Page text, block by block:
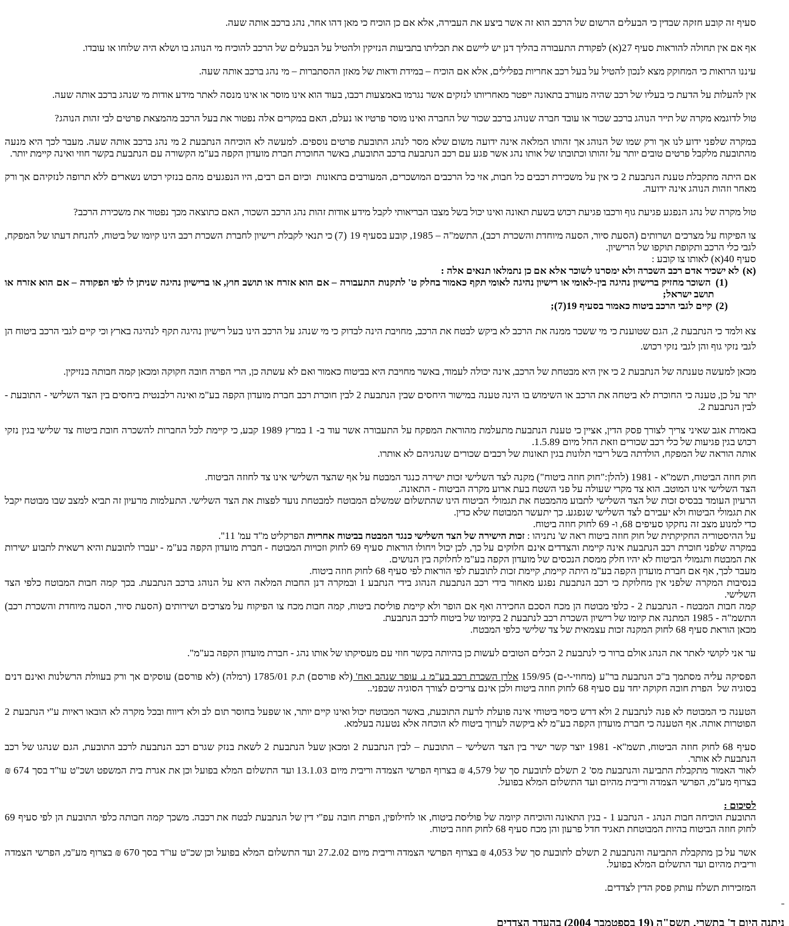
סעיף זה קובע חזקה שבדין כי הבעלים הרשום של הרכב הוא זה אשר ביצע את העבירה, אלא אם כן הוכיח כי מאן דהו אחר, נהג ברכב אותה שעה.
אף אם אין תחולה להוראות סעיף 27(א) לפקודת התעבורה בהליך דנן יש ליישם את תכליתו בתביעות הנזיקין ולהטיל על הבעלים של הרכב להוכיח מי הנוהג בו ושלא היה שלוחו או עובדו.
עיננו הרואות כי המחוקק מצא לנכון להטיל על בעל רכב אחריות בפלילים, אלא אם הוכיח – במידת ודאות של מאזן ההסתברות – מי נהג ברכב אותה שעה.
אין להעלות על הדעת כי בעליו של רכב שהיה מעורב בתאונה ייפטר מאחריותו לנזקים אשר נגרמו באמצעות רכבו, בעוד הוא אינו מוסר או אינו מנסה לאתר מידע אודות מי שנהג ברכב אותה שעה.
טול לדוגמא מקרה של תייר הנוהג ברכב שכור או עובד חברה שנוהג ברכב שכור של החברה ואינו מוסר פרטיו או נעלם, האם במקרים אלה נפטור את בעל הרכב מהמצאת פרטים לבי זהות הנוהג?
במקרה שלפני ידוע לנו אך ורק שמו של הנוהג אך זהותו המלאה אינה ידועה משום שלא מסר לנהג התובעת פרטים נוספים. למעשה לא הוכיחה הנתבעת 2 מי נהג ברכב אותה שעה. מעבר לכך היא מנעה
מהתובעת מלקבל פרטים טובים יותר על זהותו וכתובתו של אותו נהג אשר פגע עם רכב הנתבעת ברכב התובעת, באשר החוכרת חברת מועדון הקפה בע"מ הקשורה עם הנתבעת בקשר חוזי ואינה קיימת יותר.
אם היתה מתקבלת טענת הנתבעת 2 כי אין על משכירת רכבים כל חבות, אזי כל הרכבים המושכרים, המעורבים בתאונות
וכיום הם רבים, היו הנפגעים מהם בנזקי רכוש נשארים ללא תרופה לנזקיהם אך ורק
מאחר וזהות הנוהג אינה ידועה.
טול מקרה של נהג הנפגע פגיעת גוף ורכבו פגיעת רכוש בשעת תאונה ואינו יכול בשל מצבו הבריאותי לקבל מידע אודות זהות נהג הרכב השכור, האם כתוצאה מכך נפטור את משכירת הרכב?
צו הפיקוח על מצרכים ושרותים (הסעת סיור, הסעה מיוחדת והשכרת רכב), התשמ"ה – 1985, קובע בסעיף 19 (7) כי תנאי לקבלת רישיון לחברת השכרת רכב הינו קיומו של ביטוח, להנחת דעתו של המפקח,
לגבי כלי הרכב ותקופת תוקפו של הרישיון.
סעיף 40(א) לאותו צו קובע :
(א) לא ישכיר אדם רכב השכרה ולא ימסרנו לשוכר אלא אם כן נתמלאו תנאים אלה :
(1)
השוכר מחזיק ברישיון נהיגה בין-לאומי או רישיון נהיגה לאומי תקף כאמור בחלק ט' לתקנות התעבורה – אם הוא אזרח או תושב חוץ, או ברישיון נהיגה שניתן לו לפי הפקודה – אם הוא אזרח או
תושב ישראל;
(2)
קיים לגבי הרכב ביטוח כאמור בסעיף 19(7);
צא ולמד כי הנתבעת 2, הגם שטוענת כי מי ששכר ממנה את הרכב לא ביקש לבטח את הרכב, מחויבת הינה לבדוק כי מי שנהג על הרכב הינו בעל רישיון נהיגה תקף לנהיגה בארץ וכי קיים לגבי הרכב ביטוח הן
לגבי נזקי גוף והן לגבי נזקי רכוש.
מכאן למעשה טענתה של הנתבעת 2 כי אין היא מבטחת של הרכב, אינה יכולה לעמוד, באשר מחויבת היא בביטוח כאמור ואם לא עשתה כן, הרי הפרה חובה חקוקה ומכאן קמה חבותה בנזיקין.
יתר על כן, טענה כי החוכרת לא ביטחה את הרכב או השימוש בו הינה טענה במישור היחסים שבין הנתבעת 2 לבין חוכרת רכב חברת מועדון הקפה בע"מ ואינה רלבנטית ביחסים בין הצד השלישי - התובעת -
לבין הנתבעת 2.
באמרת אגב שאיני צריך לצורך פסק הדין, אציין כי טענת הנתבעת מתעלמת מהוראת המפקח על התעבורה אשר עוד ב- 1 במרץ 1989 קבע, כי קיימת לכל החברות להשכרה חובת ביטוח צד שלישי בגין נזקי
רכוש בגין פגיעות של כלי רכב שכורים וזאת החל מיום 1.5.89.
אותה הוראה של המפקח, הולדתה בשל ריבוי תלונות בגין תאונות של רכבים שכורים שנהגיהם לא אותרו.
חוק חוזה הביטוח, תשמ"א - 1981 (להלן:"חוק חוזה ביטוח") מקנה לצד השלישי זכות ישירה כנגד המבטח על אף שהצד השלישי אינו צד לחוזה הביטוח.
הצד השלישי אינו המוטב. הוא צד מקרי שעולה על פני השטח בעת ארוע מקרה הביטוח - התאונה.
הרעיון העומד בבסיס זכות של הצד השלישי לתבוע מהמבטח את תגמולי הביטוח הינו שהתשלום שמשלם המבוטח למבטחת נועד לפצות את הצד השלישי. התעלמות מרעיון זה תביא למצב שבו מבוטח יקבל
את תגמולי הביטוח ולא יעבירם לצד השלישי שנפגע. כך יתעשר המבוטח שלא כדין.
כדי למנוע מצב זה נחקקו סעיפים 68, ו- 69 לחוק חוזה ביטוח.
על ההיסטוריה החקיקתית של חוק חוזה ביטוח ראה ש' נתניהו : זכות הישירה של הצד השלישי כנגד המבטח בביטוח אחריות הפרקליט מ"ד עמ' 11".
במקרה שלפני חוכרת רכב הנתבעת אינה קיימת והצדדים אינם חלוקים על כך, לכן יכול ויחולו הוראות סעיף 69 לחוק וזכויות המבוטח - חברת מועדון הקפה בע"מ - יעברו לתובעת והיא רשאית לתבוע ישירות
את המבטח ותגמולי הביטוח לא יהיו חלק ממסת הנכסים של מועדון הקפה בע"מ לחלוקה בין הנושים.
מעבר לכך, אף אם חברת מועדון הקפה בע"מ היתה קיימת, קיימת זכות לתובעת לפי הוראות לפי סעיף 68 לחוק חוזה ביטוח.
בנסיבות המקרה שלפני אין מחלוקת כי רכב הנתבעת נפגע מאחור בידי רכב הנתבעת הנהוג בידי הנתבע 1 ובמקרה דנן החבות המלאה היא על הנוהג ברכב הנתבעת. בכך קמה חבות המבוטח כלפי הצד
השלישי.
קמה חבות המבטח - הנתבעת 2 - כלפי מבוטח הן מכח הסכם החכירה ואף אם הופר ולא קיימת פוליסת ביטוח, קמה חבות מכח צו הפיקוח על מצרכים ושירותים (הסעת סיור, הסעה מיוחדת והשכרת רכב)
התשמ"ה - 1985 המתנה את קיומו של רישיון השכרת רכב לנתבעת 2 בקיומו של ביטוח לרכב הנתבעת.
מכאן הוראת סעיף 68 לחוק המקנה זכות עצמאית של צד שלישי כלפי המבטח.
ער אני לקושי לאתר את הנהג אולם ברור כי לנתבעת 2 הכלים הטובים לעשות כן בהיותה בקשר חוזי עם מעסיקתו של אותו נהג - חברת מועדון הקפה בע"מ".
הפסיקה עליה מסתמך ב"כ הנתבעת בר"ע (מחוזי-י-ם) 159/95 אלרן השכרת רכב בע"מ נ. עופר שנהב ואח'
(לא פורסם) ת.ק 1785/01 (רמלה) (לא פורסם) עוסקים אך ורק בעוולת הרשלנות ואינם דנים
בסוגיה של הפרת חובה חקוקה יחד עם סעיף 68 לחוק חוזה ביטוח ולכן אינם צריכים לצורך הסוגיה שבפני..
הטענה כי המבוטח לא פנה לנתבעת 2 ולא דרש כיסוי ביטוחי אינה פועלת לרעת התובעת, באשר המבוטח יכול ואינו קיים יותר, או שפעל בחוסר תום לב ולא דיווח ובכל מקרה לא הובאו ראיות ע"י הנתבעת 2
הפוטרות אותה. אף הטענה כי חברת מועדון הקפה בע"מ לא ביקשה לערוך ביטוח לא הוכחה אלא נטענה בעלמא.
סעיף 68 לחוק חוזה הביטוח, תשמ"א- 1981 יוצר קשר ישיר בין הצד השלישי – התובעת – לבין הנתבעת 2 ומכאן שעל הנתבעת 2 לשאת בנזק שגרם רכב הנתבעת לרכב התובעת, הגם שנהגו של רכב
הנתבעת לא אותר.
לאור האמור מתקבלת התביעה והנתבעת מס' 2 תשלם לתובעת סך של 4,579 ₪ בצרוף הפרשי הצמדה וריבית מיום 13.1.03 ועד התשלום המלא בפועל וכן את אגרת בית המשפט ושכ"ט עו"ד בסך 674 ₪
בצרוף מע"מ, הפרשי הצמדה וריבית מהיום ועד התשלום המלא בפועל.
לסיכום :
התובעת הוכיחה חבות הנהג - הנתבע 1 - בגין התאונה והוכיחה קיומה של פוליסת ביטוח, או לחילופין, הפרת חובה עפ"י דין של הנתבעת לבטח את רכבה. משכך קמה חבותה כלפי התובעת הן לפי סעיף 69
לחוק חוזה הביטוח בהיות המבוטחת תאגיד חדל פרעון והן מכח סעיף 68 לחוק חוזה ביטוח.
אשר על כן מתקבלת התביעה והנתבעת 2 תשלם לתובעת סך של 4,053 ₪ בצרוף הפרשי הצמדה וריבית מיום 27.2.02 ועד התשלום המלא בפועל וכן שכ"ט עו"ד בסך 670 ₪ בצרוף מע"מ, הפרשי הצמדה
וריבית מהיום ועד התשלום המלא בפועל.
המזכירות תשלח עותק פסק הדין לצדדים.
ניתנה היום ד' בתשרי, תשס"ה (19 בספטמבר 2004) בהעדר הצדדים